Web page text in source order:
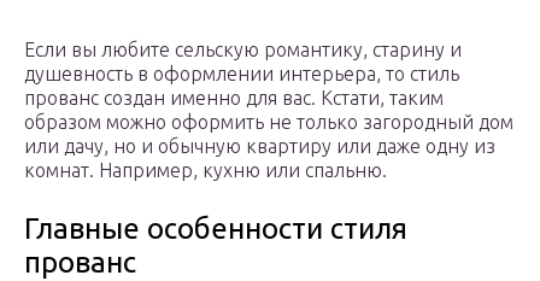
Если вы любите сельскую романтику, старину и
душевность в оформлении интерьера, то стиль
прованс создан именно для вас. Кстати, таким
образом можно оформить не только загородный дом
или дачу, но и обычную квартиру или даже одну из
комнат. Например, кухню или спальню.
Главные особенности стиля
прованс